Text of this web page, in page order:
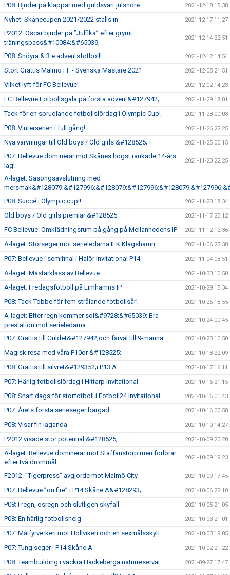
P08: Bjuder på klappar med guldsvart julsnöre 2021-12-18 15:38
Nyhet: Skånecupen 2021/2022 ställs in 2021-12-17 11:27
P2012: Oscar bjuder på ”Julfika” efter grymt
träningspass&#10084;&#65039;
2021-12-14 22:51
P08: Snöyra & 3:e adventsfotboll! 2021-12-12 14:54
Stort Grattis Malmö FF - Svenska Mästare 2021 2021-12-05 21:51
Vilket lyft för FC Bellevue! 2021-12-02 14:23
FC Bellevue Fotbollsgala på första advent&#127942; 2021-11-29 18:01
Tack för en sprudlande fotbollslördag i Olympic Cup! 2021-11-28 00:03
P08: Vinterserien i full gång! 2021-11-26 22:25
Nya värvningar till Old boys / Old girls &#128525; 2021-11-25 00:15
P07: Bellevue dominerar mot Skånes högst rankade 14-års
lag!
2021-11-20 22:25
A-laget: Säsongsavslutning med
P08: Succé i Olympic cup!!
2021-11-20 18:34
Old boys / Old girls premiär &#128525; 2021-11-17 23:12
FC Bellevue: Omklädningsrum på gång på Mellanhedens IP 2021-11-12 12:36
A-laget: Storseger mot serieledarna IFK Klagshamn 2021-11-06 23:38
P07: Bellevue i semifinal i Halör Invitational P14 2021-11-04 08:51
A-laget: Mästarklass av Bellevue 2021-10-30 10:50
A-laget: Fredagsfotboll på Limhamns IP 2021-10-29 15:34
P08: Tack Tobbe för fem strålande fotbollsår! 2021-10-25 18:55
A-laget: Efter regn kommer sol&#9728;&#65039; Bra
prestation mot serieledarna
2021-10-24 00:45
P07: Grattis till Guldet&#127942;och farväl till 9-manna 2021-10-23 10:50
Magisk resa med våra P10or &#128525; 2021-10-18 22:09
P08: Grattis till silvret&#129352;i P13 A 2021-10-17 16:11
P07: Härlig fotbollslördag i Hittarp Invitational 2021-10-16 21:15
P08: Snart dags för storfotboll i Fotboll24 Invitational 2021-10-16 01:43
P07: Årets första serieseger bärgad 2021-10-16 00:58
P08: Visar fin laganda 2021-10-10 14:27
P2012 visade stor potential &#128525; 2021-10-09 20:20
A-laget: Bellevue dominerar mot Staffanstorp men förlorar
efter två drömmål
2021-10-09 19:23
F2012: ”Tigerpress” avgjorde mot Malmö City 2021-10-09 17:45
P07: Bellevue ”on fire” i P14 Skåne A&#128293; 2021-10-06 22:10
P08: I regn, ösregn och slutligen skyfall 2021-10-05 21:05
P08: En härlig fotbollshelg 2021-10-03 21:01
P07: Målfyrverkeri mot Höllviken och en sexmålsskytt 2021-10-03 19:05
P07: Tung seger i P14 Skåne A 2021-10-02 21:22
P08: Teambuilding i vackra Häckeberga naturreservat 2021-09-27 17:47